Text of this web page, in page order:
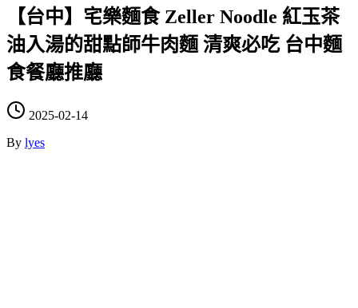
【台中】宅樂麵食 Zeller Noodle 紅玉茶
油入湯的甜點師牛肉麵 清爽必吃 台中麵
食餐廳推廳
2025-02-14
By lyes